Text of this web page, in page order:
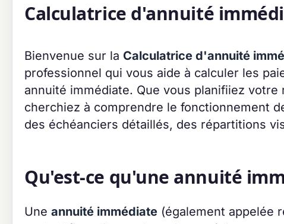
Calculatrice d'annuité
Bienvenue sur la Calculatrice d'annuité
professionnel qui vous aide à calculer les
annuité immédiate. Que vous planifiiez
cherchiez à comprendre le fonctionnement
des échéanciers détaillés, des répartitions
Qu'est-ce qu'une annuité
Une annuité immédiate (également appelée